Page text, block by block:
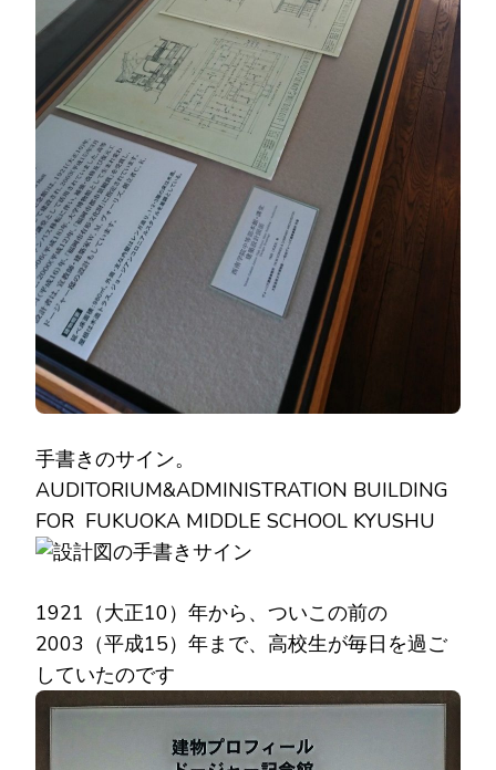
手書きのサイン。
AUDITORIUM&ADMINISTRATION BUILDING
FOR FUKUOKA MIDDLE SCHOOL KYUSHU
1921（大正10）年から、ついこの前の
2003（平成15）年まで、高校生が毎日を過ご
していたのです